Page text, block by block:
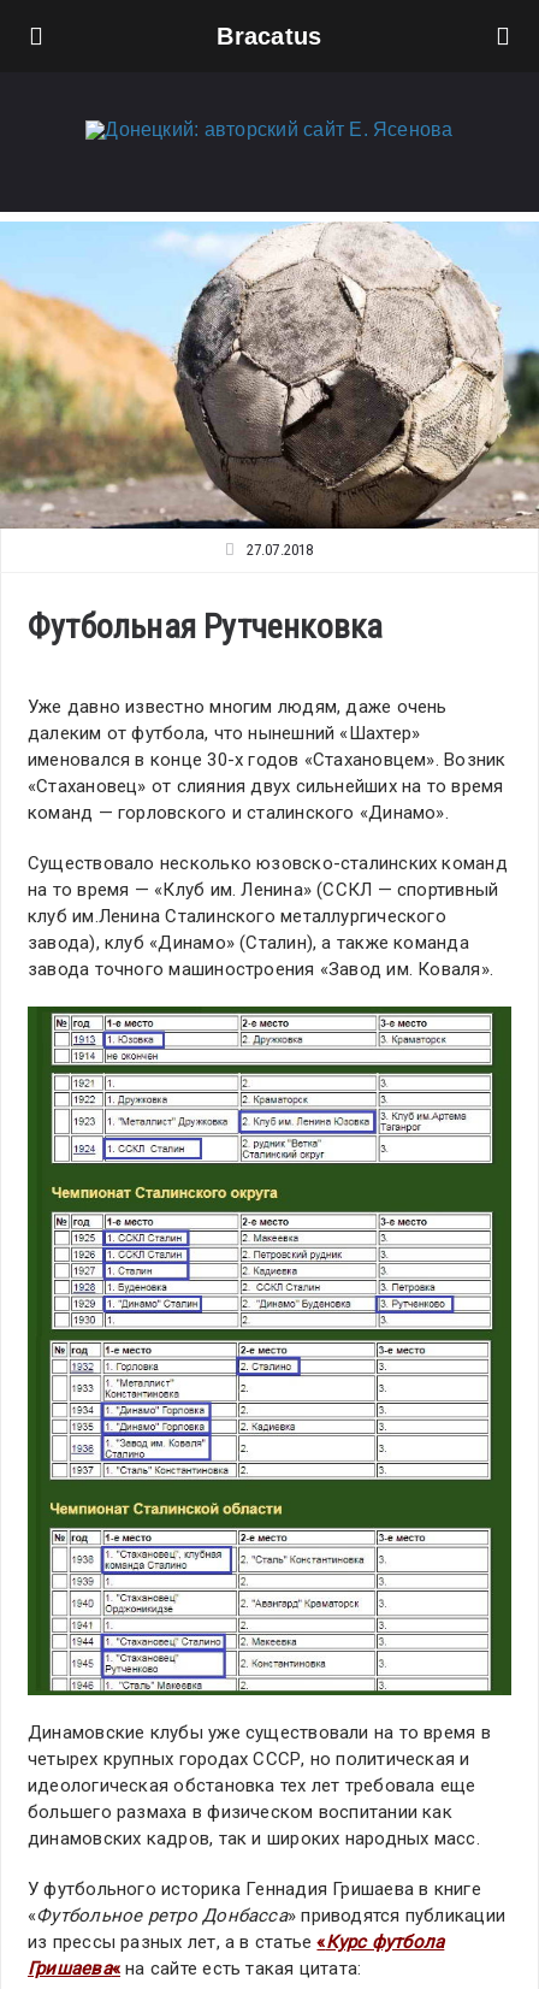
Bracatus
27.07.2018
Футбольная Рутченковка
Уже давно известно многим людям, даже очень
далеким от футбола, что нынешний «Шахтер»
именовался в конце 30-х годов «Стахановцем». Возник
«Стахановец» от слияния двух сильнейших на то время
команд — горловского и сталинского «Динамо».
Существовало несколько юзовско-сталинских команд
на то время — «Клуб им. Ленина» (ССКЛ — спортивный
клуб им.Ленина Сталинского металлургического
завода), клуб «Динамо» (Сталин), а также команда
завода точного машиностроения «Завод им. Коваля».
Динамовские клубы уже существовали на то время в
четырех крупных городах СССР, но политическая и
идеологическая обстановка тех лет требовала еще
большего размаха в физическом воспитании как
динамовских кадров, так и широких народных масс.
У футбольного историка Геннадия Гришаева в книге
«Футбольное ретро Донбасса» приводятся публикации
из прессы разных лет, а в статье«Курс футбола
Гришаева« на сайте есть такая цитата: